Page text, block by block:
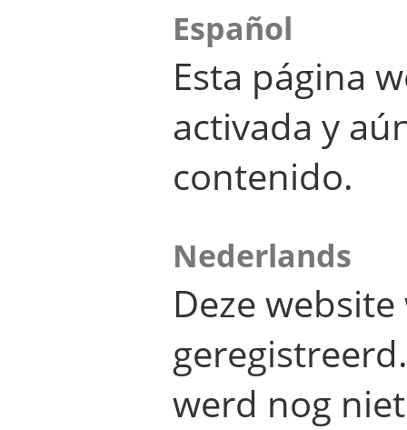
Español
Esta página
activada y
contenido.
Nederlands
Deze
werd nog